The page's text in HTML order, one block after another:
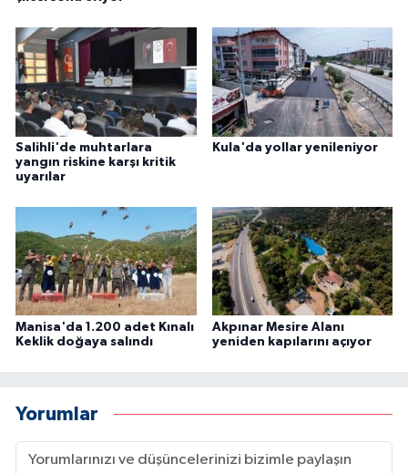
Salihli'de muhtarlara
yangın riskine karşı kritik
uyarılar
Kula'da yollar yenileniyor
Manisa'da 1.200 adet Kınalı
Keklik doğaya salındı
Akpınar Mesire Alanı
yeniden kapılarını açıyor
Yorumlar